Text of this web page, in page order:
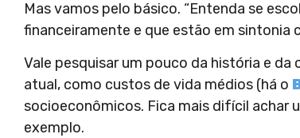
Mas vamos pelo básico. “Entenda se
financeiramente e que estão em sintonia
Vale pesquisar um pouco da história e
atual, como custos de vida médios (há o
socioeconômicos. Fica mais difícil achar
exemplo.